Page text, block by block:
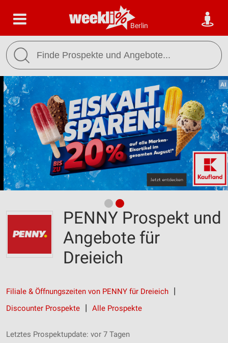
Berlin
PENNY Prospekt und
Angebote für
Dreieich
Filiale & Öffnungszeiten von PENNY für Dreieich
Discounter Prospekte
Alle Prospekte
Letztes Prospektupdate: vor 7 Tagen